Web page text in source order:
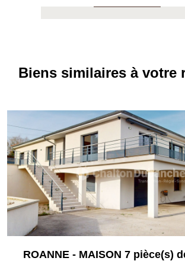
Biens similaires à votre
ROANNE - MAISON 7 pièce(s)